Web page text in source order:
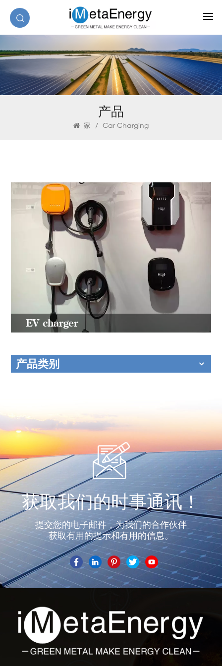
产品
家 / Car Charging
EV charger
产品类别
获取我们的时事通讯！
提交您的电子邮件，为我们的合作伙伴
获取有用的提示和有用的信息。